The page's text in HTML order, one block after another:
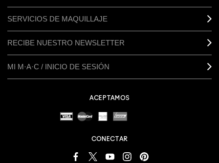
SERVICIOS DE MAQUILLAJE
RECIBE NUESTRO NEWSLETTER
MI M·A·C / INICIO DE SESIÓN
ACEPTAMOS
CONECTAR